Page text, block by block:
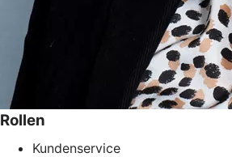
Rollen
Kundenservice